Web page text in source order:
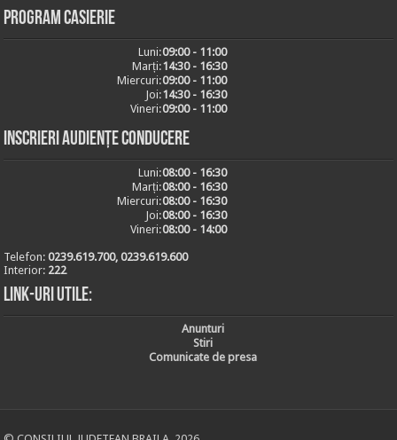
Program casierie
Luni:09:00 - 11:00
Marți:14:30 - 16:30
Miercuri:09:00 - 11:00
Joi:14:30 - 16:30
Vineri:09:00 - 11:00
Inscrieri audiențe conducere
Luni:08:00 - 16:30
Marți:08:00 - 16:30
Miercuri:08:00 - 16:30
Joi:08:00 - 16:30
Vineri:08:00 - 14:00
Telefon:0239.619.700, 0239.619.600
Interior: 222
Link-uri utile:
Anunturi
Stiri
Comunicate de presa